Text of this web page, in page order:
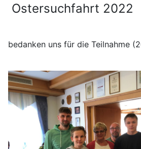
Ostersuchfahrt 2022
bedanken uns für die Teilnahme